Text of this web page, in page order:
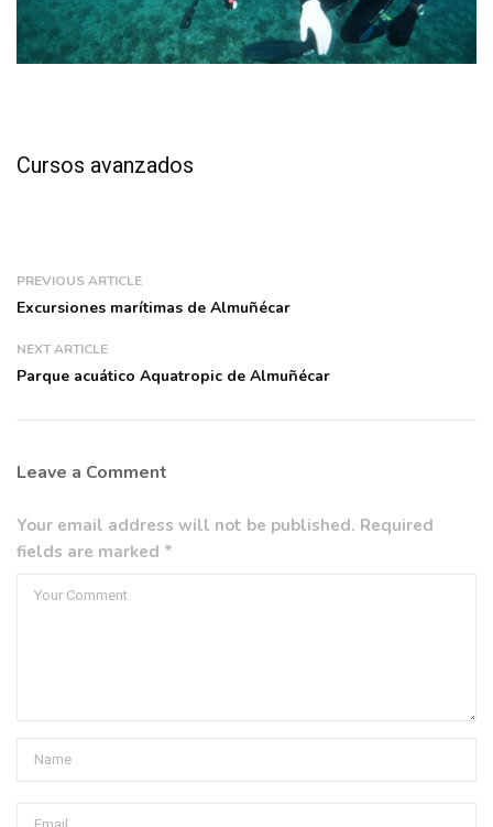
Cursos avanzados
PREVIOUS ARTICLE
Excursiones marítimas de Almuñécar
NEXT ARTICLE
Parque acuático Aquatropic de Almuñécar
Leave a Comment
Your email address will not be published. Required
fields are marked *